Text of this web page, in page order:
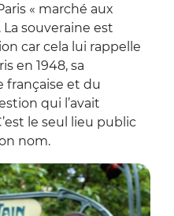
« marché aux
souveraine est
car cela lui rappelle
en 1948, sa
française et du
qui l’avait
le seul lieu public
nom.